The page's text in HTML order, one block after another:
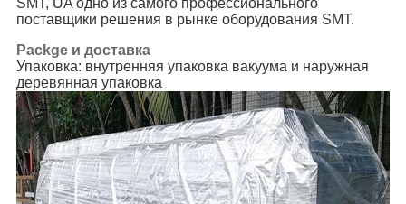
SMT, UA одно из самого профессионального
поставщики решения в рынке оборудования SMT.
Packge и доставка
Упаковка: внутренняя упаковка вакуума и наружная
деревянная упаковка